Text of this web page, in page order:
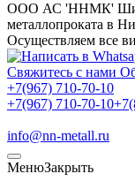
ООО АС 'ННМК'
металлопроката в
Осуществляем все
Свяжитесь с нами
+7(967) 710-70-10
+7(967) 710-70-10
info@nn-metall.ru
МенюЗакрыть